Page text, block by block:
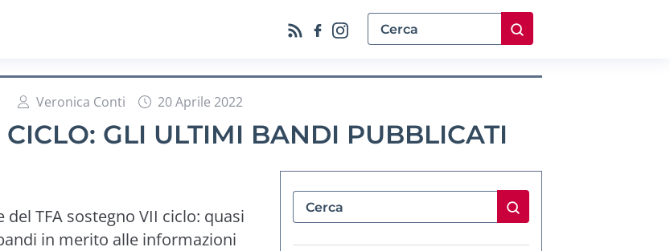
Veronica Conti 20 Aprile 2022
CICLO: GLI ULTIMI BANDI PUBBLICATI
TFA sostegno VII ciclo: quasi
in merito alle informazioni